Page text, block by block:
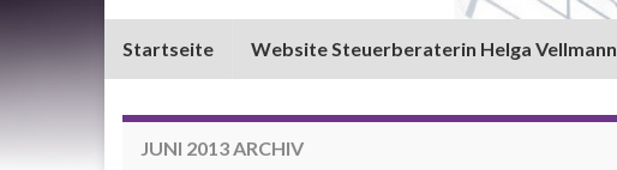
Startseite Website Steuerberaterin Helga Vellmann
JUNI 2013ARCHIV